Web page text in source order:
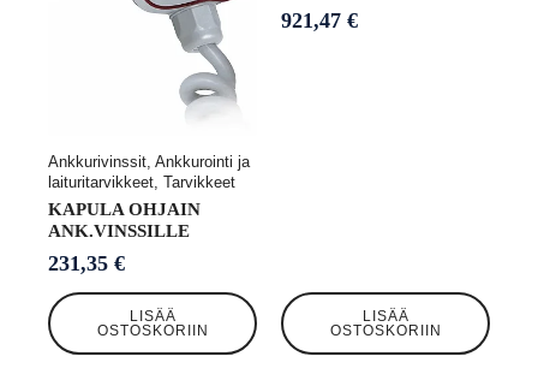
Ankkurivinssit, Ankkurointi ja
laituritarvikkeet, Tarvikkeet
KAPULA OHJAIN
ANK.VINSSILLE
231,35 €
LISÄÄ
OSTOSKORIIN
921,47 €
LISÄÄ
OSTOSKORIIN